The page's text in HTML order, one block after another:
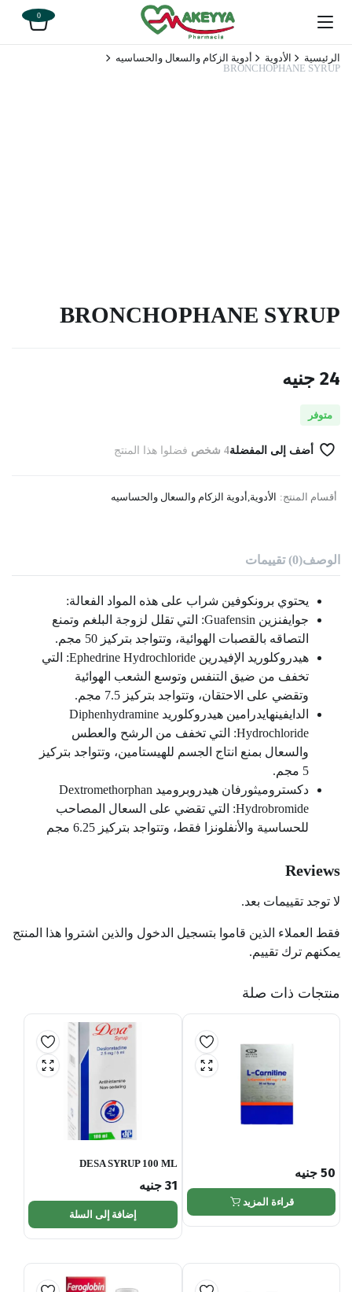
0
الرئيسية الأدوية
أدوية الزكام والسعال والحساسيه
BRONCHOPHANE SYRUP
BRONCHOPHANE SYRUP
24 جنيه
متوفر
أضف إلى المفضلة4 شخص فضلوا هذا المنتج
أقسام المنتج: الأدوية,أدوية الزكام والسعال والحساسيه
الوصف(0) تقييمات
يحتوي برونكوفين شراب على هذه المواد الفعالة:
جوايفنزين Guafensin: التي تقلل لزوجة البلغم وتمنع
التصاقه بالقصبات الهوائية، وتتواجد بتركيز 50 مجم.
هيدروكلوريد الإفيدرين Ephedrine Hydrochloride: التي
تخفف من ضيق التنفس وتوسع الشعب الهوائية
وتقضي على الاحتقان، وتتواجد بتركيز 7.5 مجم.
الدايفينهايدرامين هيدروكلوريد Diphenhydramine
Hydrochloride: التي تخفف من الرشح والعطس
والسعال بمنع انتاج الجسم للهيستامين، وتتواجد بتركيز
5 مجم.
دكستروميثورفان هيدروبروميد Dextromethorphan
Hydrobromide: التي تقضي على السعال المصاحب
للحساسية والأنفلونزا فقط، وتتواجد بتركيز 6.25 مجم
Reviews
لا توجد تقييمات بعد.
فقط العملاء الذين قاموا بتسجيل الدخول والذين اشتروا هذا المنتج
يمكنهم ترك تقييم.
منتجات ذات صلة
50 جنيه
قراءة المزيد
DESA SYRUP 100 ML
31 جنيه
إضافة إلى السلة